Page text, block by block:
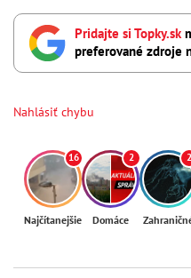
Pridajte si Topky.sk
preferované zdroje
Nahlásiť chybu
16
Najčítanejšie
2
Domáce
2